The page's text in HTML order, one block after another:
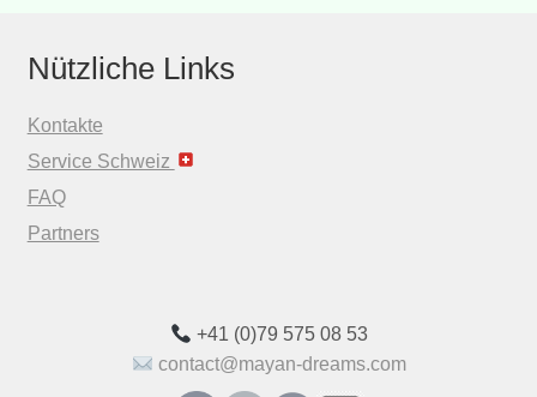
Nützliche Links
Kontakte
Service Schweiz
FAQ
Partners
+41 (0)79 575 08 53
contact@mayan-dreams.com